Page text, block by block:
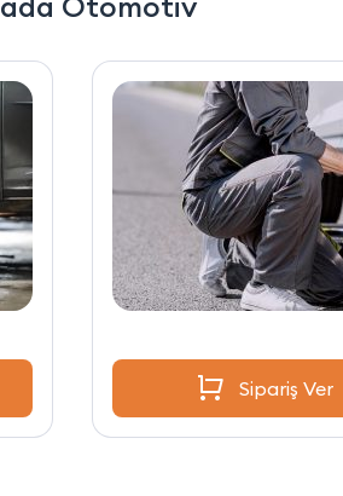
Sipariş Ver